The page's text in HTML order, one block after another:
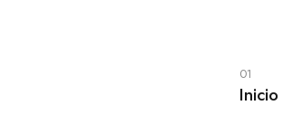
01
Inicio